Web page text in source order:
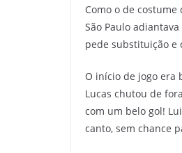
Como o de
São Paulo
pede substituição e
O início de jogo era
Lucas chutou de
com um belo gol!
canto, sem chance